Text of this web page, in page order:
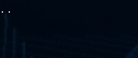
・